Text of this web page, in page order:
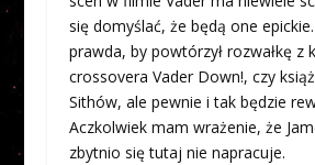
się domyślać, że będą one
prawda, by powtórzył rozwałkę z
crossovera Vader Down!, czy
Sithów, ale pewnie i tak będzie
Aczkolwiek mam wrażenie, że
zbytnio się tutaj nie napracuje.